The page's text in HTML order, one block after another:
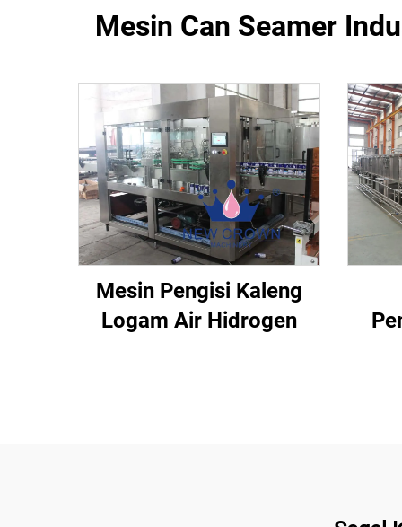
Mesin Can Seamer
Mesin Pengisi Kaleng
Logam Air Hidrogen